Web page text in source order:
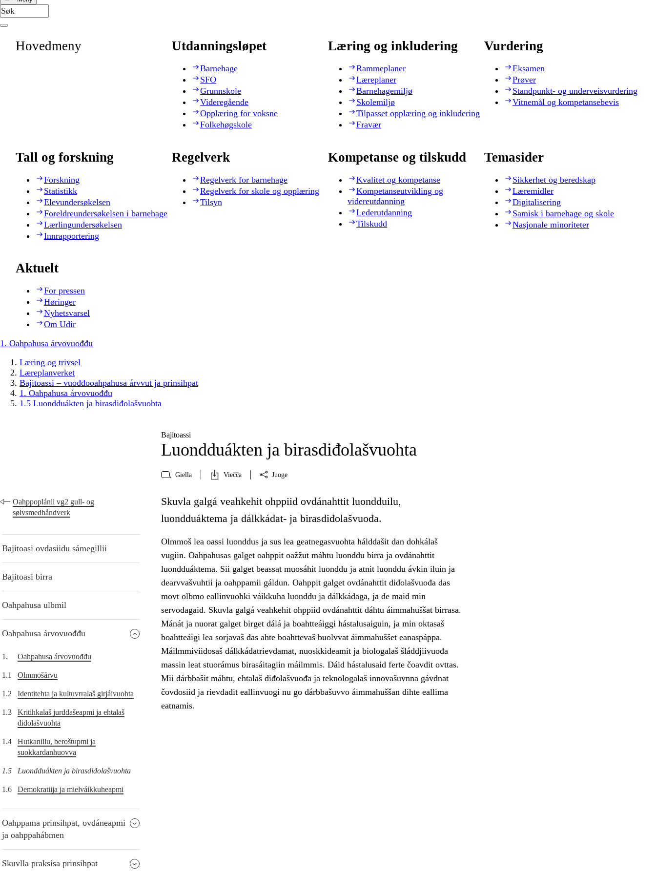
Hovedmeny Utdanningsløpet
Barnehage
SFO
Grunnskole
Videregående
Opplæring for voksne
Folkehøgskole
Læring og inkludering
Rammeplaner
Læreplaner
Barnehagemiljø
Skolemiljø
Tilpasset opplæring og inkludering
Fravær
Vurdering
Eksamen
Prøver
Standpunkt- og underveisvurdering
Vitnemål og kompetansebevis
Tall og forskning
Forskning
Statistikk
Elevundersøkelsen
Foreldreundersøkelsen i barnehage
Lærlingundersøkelsen
Innrapportering
Regelverk
Regelverk for barnehage
Regelverk for skole og opplæring
Tilsyn
Kompetanse og tilskudd
Kvalitet og kompetanse
Kompetanseutvikling og
videreutdanning
Lederutdanning
Tilskudd
Temasider
Sikkerhet og beredskap
Læremidler
Digitalisering
Samisk i barnehage og skole
Nasjonale minoriteter
Aktuelt
For pressen
Høringer
Nyhetsvarsel
Om Udir
1. Oahpahusa árvovuođđu
Læring og trivsel
Læreplanverket
Bajitoassi – vuođđooahpahusa árvvut ja prinsihpat
1. Oahpahusa árvovuođđu
1.5 Luondduákten ja birasdiđolašvuohta
Bajitoassi
Luondduákten ja birasdiđolašvuohta
Giella Viečča Juoge
Oahppoplánii vg2 gull- og
sølvsmedhåndverk
Bajitoasi ovdasiidu sámegillii
Bajitoasi birra
Oahpahusa ulbmil
Oahpahusa árvovuođđu
1. Oahpahusa árvovuođđu
1.1 Olmmošárvu
1.2 Identitehta ja kultuvrralaš girjáivuohta
1.3
Kritihkalaš jurddašeapmi ja ehtalaš
diđolašvuohta
1.4
Hutkanillu, beroštupmi ja
suokkardanhuovva
1.5 Luondduákten ja birasdiđolašvuohta
1.6 Demokratiija ja mielváikkuheapmi
Oahppama prinsihpat, ovdáneapmi
ja oahppahábmen
Skuvlla praksisa prinsihpat
Skuvla galgá veahkehit ohppiid ovdánahttit luondduilu,
luondduáktema ja dálkkádat- ja birasdiđolašvuođa.
Olmmoš lea oassi luonddus ja sus lea geatnegasvuohta hálddašit dan dohkálaš
vugiin. Oahpahusas galget oahppit oažžut máhtu luonddu birra ja ovdánahttit
luondduáktema. Sii galget beassat muosáhit luonddu ja atnit luonddu ávkin iluin ja
dearvvašvuhtii ja oahppamii gáldun. Oahppit galget ovdánahttit diđolašvuođa das
movt olbmo eallinvuohki váikkuha luonddu ja dálkkádaga, ja de maid min
servodagaid. Skuvla galgá veahkehit ohppiid ovdánahttit dáhtu áimmahuššat birrasa.
Mánát ja nuorat galget birget dálá ja boahtteáiggi hástalusaiguin, ja min oktasaš
boahtteáigi lea sorjavaš das ahte boahttevaš buolvvat áimmahuššet eanaspáppa.
Máilmmiviidosaš dálkkádatrievdamat, nuoskkideamit ja biologalaš šláddjiivuođa
massin leat stuorámus birasáitagiin máilmmis. Dáid hástalusaid ferte čoavdit ovttas.
Mii dárbbašit máhtu, ehtalaš diđolašvuođa ja teknologalaš innovašuvnna gávdnat
čovdosiid ja rievdadit eallinvuogi nu go dárbbašuvvo áimmahuššan dihte eallima
eatnamis.